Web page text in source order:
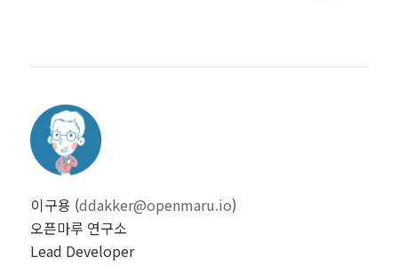
이구용 (ddakker@openmaru.io)
오픈마루 연구소
Lead Developer